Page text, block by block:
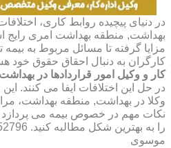
در دنیای پیچیده روابط کاری،
بهداشت, منطقه بهداشت امری
مزایا گرفته تا مسائل مربوط به بیمه
کارگران به دنبال احقاق حقوق خود
کار و وکیل امور قراردادها در
در حل این اختلافات ایفا می کنند.
وکلا در بهداشت, منطقه بهداشت،
نکات مهم در خصوص بیمه می
موسوی